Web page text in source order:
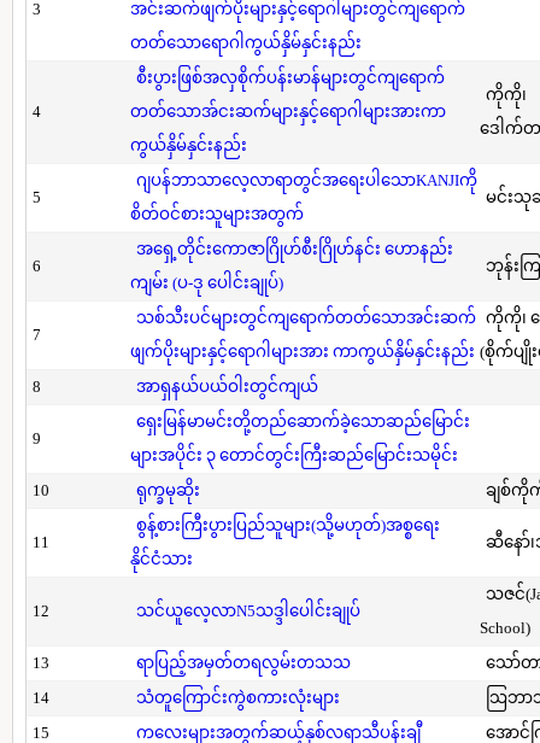
3
အင်းဆက်ဖျက်ပိုးများနှင့်ရောဂါများတွင်ကျရောက်
တတ်သောရောဂါကွယ်နှိမ်နှင်းနည်း
4
စီးပွားဖြစ်အလှစိုက်ပန်းမာန်များတွင်ကျရောက်
တတ်သောအ်ငးဆက်များနှင့်ရောဂါများအားကာ
ကွယ်နှိမ်နှင်းနည်း
ကိုကို၊
ဒေါက်တ
5
ဂျပန်ဘာသာလေ့လာရာတွင်အရေးပါသောKANJIကို
စိတ်ဝင်စားသူများအတွက်
မင်းသုခ
6
အရှေ့တိုင်းကောဇာဂြိုဟ်စီးဂြိုဟ်နင်း ဟောနည်း
ကျမ်း (ပ-ဒု ပေါင်းချုပ်)
ဘုန်းက
7
သစ်သီးပင်များတွင်ကျရောက်တတ်သောအင်းဆက်
ဖျက်ပိုးများနှင့်ရောဂါများအား ကာကွယ်နှိမ်နှင်းနည်း
ကိုကို၊
(စိုက်ပျိုး
8
အာရှနယ်ပယ်ဝါးတွင်ကျယ်
9
ရှေးမြန်မာမင်းတို့တည်ဆောက်ခဲ့သောဆည်မြောင်း
များအပိုင်း ၃ တောင်တွင်းကြီးဆည်မြောင်းသမိုင်း
10
ရုက္ခမုဆိုး ချစ်ကို
11
စွန့်စားကြီးပွားပြည်သူများ(သို့မဟုတ်)အစ္စရေး
နိုင်ငံသား
ဆီနော်၊
12 သင်ယူလေ့လာN5သဒ္ဒါပေါင်းချုပ်
သဇင်
School)
13
ရာပြည့်အမှတ်တရလွမ်းတသသ
သော်တ
14
သံတူကြောင်းကွဲစကားလုံးများ
သြဘာ
15
ကလေးများအတွက်ဆယ့်နှစ်လရာသီပန်းချီ
အောင်